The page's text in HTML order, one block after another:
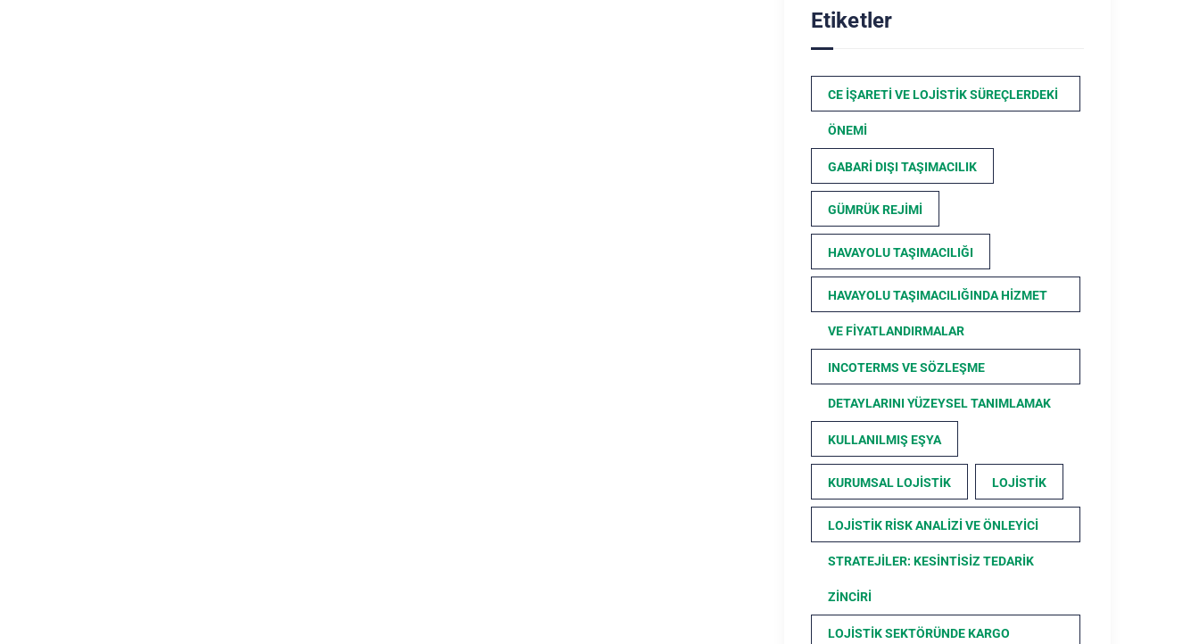
Etiketler
CE İŞARETI VE LOJISTIK SÜREÇLERDEKI
ÖNEMI
GABARI DIŞI TAŞIMACILIK
GÜMRÜK REJIMI
HAVAYOLU TAŞIMACILIĞI
HAVAYOLU TAŞIMACILIĞINDA HIZMET
VE FIYATLANDIRMALAR
INCOTERMS VE SÖZLEŞME
DETAYLARINI YÜZEYSEL TANIMLAMAK
KULLANILMIŞ EŞYA
KURUMSAL LOJISTIK LOJISTIK
LOJISTIK RISK ANALIZI VE ÖNLEYICI
STRATEJILER: KESINTISIZ TEDARIK
ZINCIRI
LOJISTIK SEKTÖRÜNDE KARGO